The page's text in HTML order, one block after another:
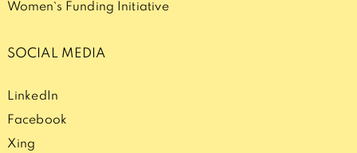
Women`s Funding Initiative
SOCIAL MEDIA
LinkedIn
Facebook
Xing